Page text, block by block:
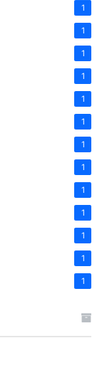
1
1
1
1
1
1
1
1
1
1
1
1
1